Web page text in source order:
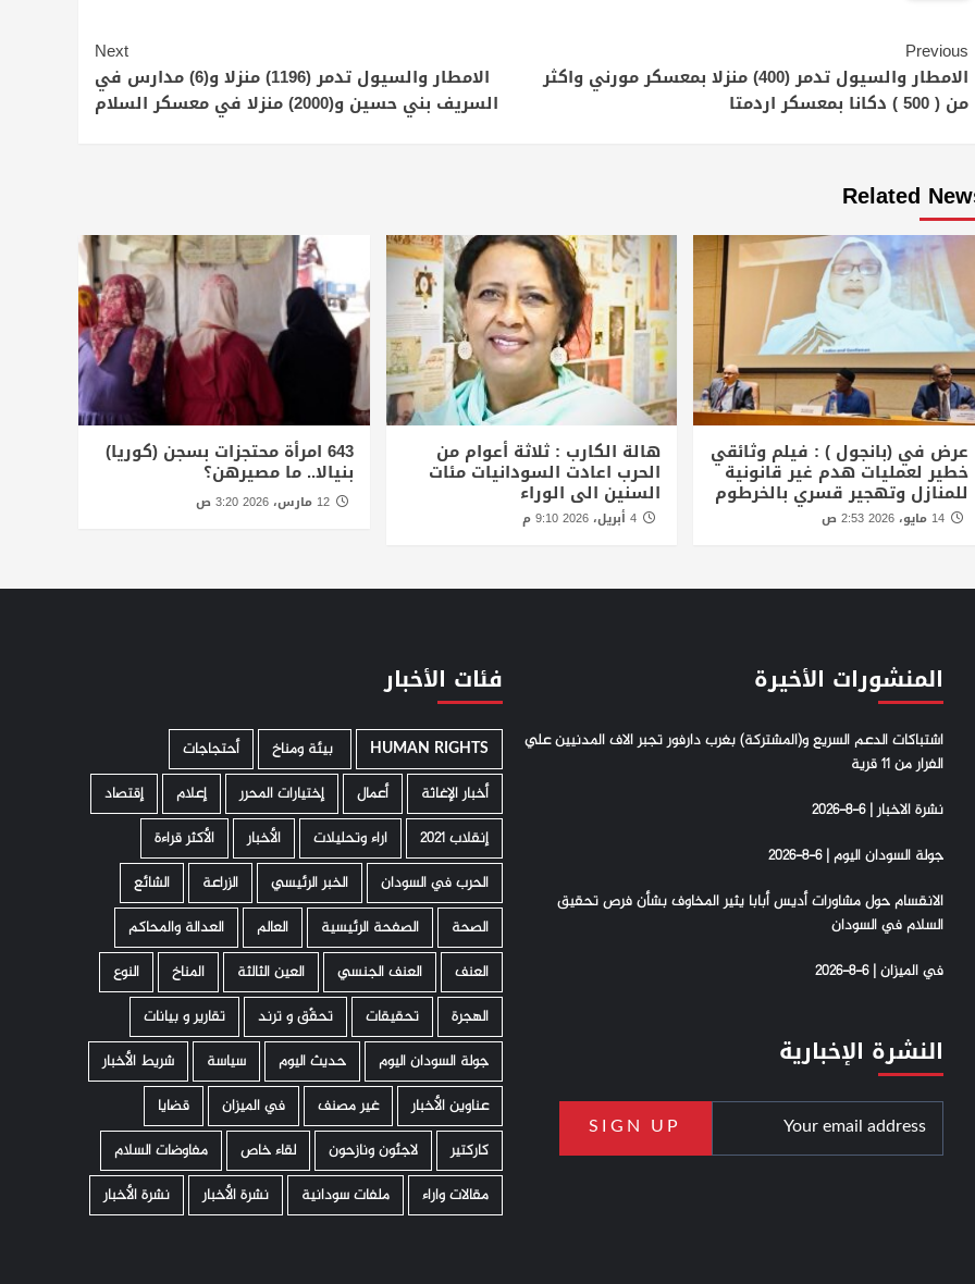
Continue
Reading
Previous
الامطار والسيول تدمر (400) منزلا بمعسكر مورني واكثر
من ( 500 ) دكانا بمعسكر اردمتا
Next
الامطار والسيول تدمر (1196) منزلا و(6) مدارس في
السريف بني حسين و(2000) منزلا في معسكر السلام
Related
عرض في (بانجول ) : فيلم وثائقي
خطير لعمليات هدم غير قانونية
للمنازل وتهجير قسري بالخرطوم
14 مايو، 2026 2:53 ص
هالة الكارب : ثلاثة أعوام من
الحرب اعادت السودانيات مئات
السنين الى الوراء
643 امرأة محتجزات بسجن (كوريا)
بنيالا.. ما مصيرهن؟
12 مارس، 2026 3:20 ص
المنشورات الأخيرة
اشتباكات الدعم السريع و(المشتركة) بغرب دارفور تجبر الاف المدنيين علي
الفرار من 11 قرية
نشرة الاخبار | 6-8-2026
جولة السودان اليوم | 6-8-2026
الانقسام حول مشاورات أديس أبابا يثير المخاوف بشأن فرص تحقيق
السلام في السودان
في الميزان | 6-8-2026
النشرة الإخبارية
فئات الأخبار
HUMAN RIGHTS ­ بيئة ومناخ
أحتجاجات
أخبار الإغاثة
أعمال إختيارات المحرر إعلام
إقتصاد
إنقلاب 2021
اراء وتحليلات الأخبار
الأكثر قراءة
الحرب في السودان
الخبر الرئيسي الزراعة
الشائع
الصحة
الصفحة الرئيسية العالم
العدالة والمحاكم
العنف
العنف الجنسي العين الثالثة المناخ
النوع
الهجرة
تحقيقات تحقّق و ترند
تقارير و بيانات
جولة السودان اليوم
حديث اليوم سياسة
شريط الأخبار
عناوين الأخبار
غير مصنف في الميزان
قضايا
كاركتير
لاجئون ونازحون لقاء خاص
مفاوضات السلام
مقالات واراء
ملفات سودانية نشرة الأخبار نشرة الأخبار